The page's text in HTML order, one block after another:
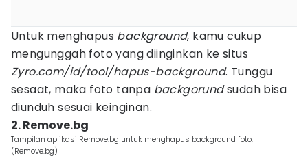
Untuk menghapus background, kamu cukup
mengunggah foto yang diinginkan ke situs
Zyro.com/id/tool/hapus-background. Tunggu
sesaat, maka foto tanpa backgorundsudah bisa
diunduh sesuai keinginan.
2. Remove.bg
Tampilan aplikasi Remove.bg untuk menghapus background foto.
(Remove.bg)